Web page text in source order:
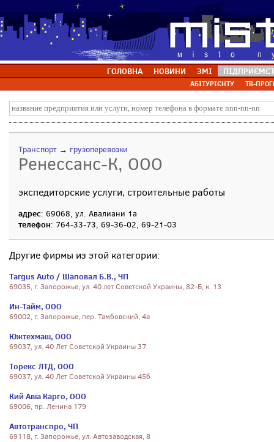
ГОЛОВНА НОВИНИ ЗМІ
АБІТУРІЄНТУ ТВ-
Транспорт → грузоперевозки
Ренессанс-К, ООО
экспедиторские услуги, строительные работы
адрес: 69068, ул. Авалиани 1а
телефон: 764-33-73, 69-36-02, 69-21-03
Другие фирмы из этой категории:
Targus Auto / Шаповал Б.В., ЧП
69035, г. Запорожье, ул. 40 лет Советской Украины, 82-Б, к. 13
Ин-Тайм, ООО
69002, г. Запорожье, пер. Тамбовский, 4а
Южтехмаш, ООО
69037, ул. 40 Лет Советской Украины 37
Торекс ЛТД, ООО
69037, ул. 40 Лет Советской Украины 45б
Кий Авіа Карго, ООО
69006, пр. Ленина 179
Автотранспро, ЧП
69118, г. Запорожье, ул. Автозаводская, 8